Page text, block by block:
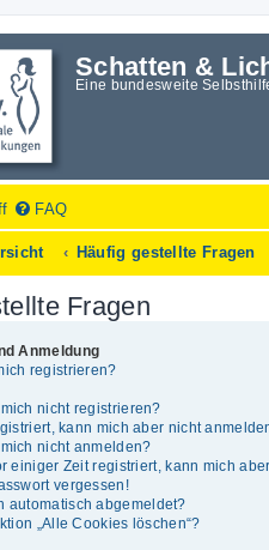
Schatten &
Eine bundesweite
FAQ
Häufig gestellte Fragen
Fragen
Anmeldung
registrieren?
nicht registrieren?
kann mich aber nicht
nicht anmelden?
einiger Zeit registriert, kann mich
vergessen!
automatisch abgemeldet?
„Alle Cookies löschen“?